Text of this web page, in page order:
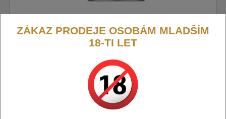
Vaporesso GTX Mesh žhavicí hlava
ZÁKAZ PRODEJE OSOBÁM MLADŠÍM
18-TI LET